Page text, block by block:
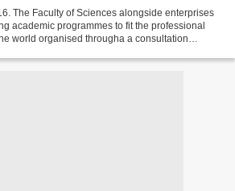
The Faculty of Sciences alongside enterprises
academic programmes to fit the professional
world organised througha a consultation